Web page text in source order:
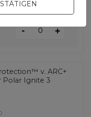
inkl. MwSt
- +
v. ARC+
Polar Ignite 3